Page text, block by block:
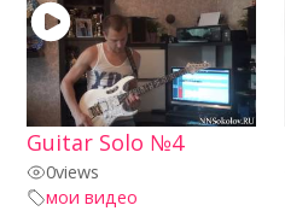
Guitar Solo №4
0views
мои видео